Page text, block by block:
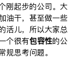
刚起步的公司。大
油干，甚至做一些
活儿，所以大家总
个很有包容性的公
规思考问题。